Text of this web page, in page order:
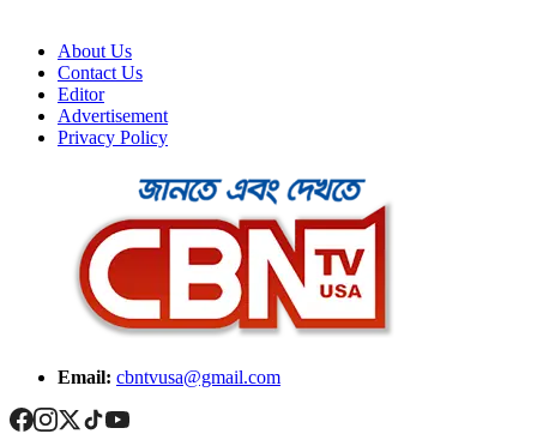
About Us
Contact Us
Editor
Advertisement
Privacy Policy
Email: cbntvusa@gmail.com